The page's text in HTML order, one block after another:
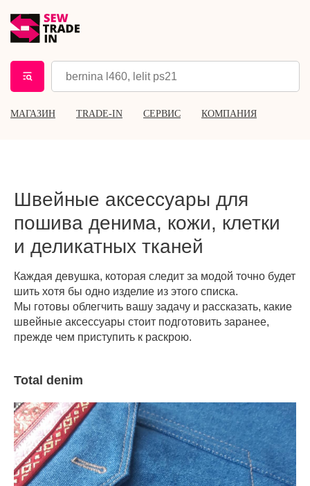
МАГАЗИН TRADE-IN СЕРВИС КОМПАНИЯ
Швейные аксессуары для
пошива денима, кожи, клетки
и деликатных тканей
Каждая девушка, которая следит за модой точно будет
шить хотя бы одно изделие из этого списка.
Мы готовы облегчить вашу задачу и рассказать, какие
швейные аксессуары стоит подготовить заранее,
прежде чем приступить к раскрою.
Total denim